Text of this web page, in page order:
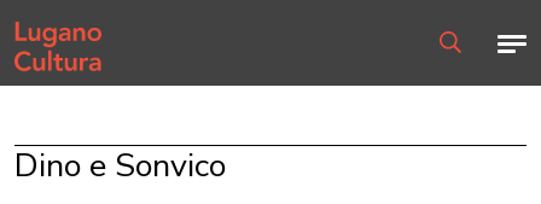
Home page
Dino e Sonvico